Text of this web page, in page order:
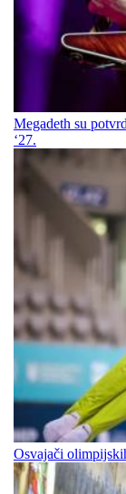
Megadeth su
‘27.
Osvajači